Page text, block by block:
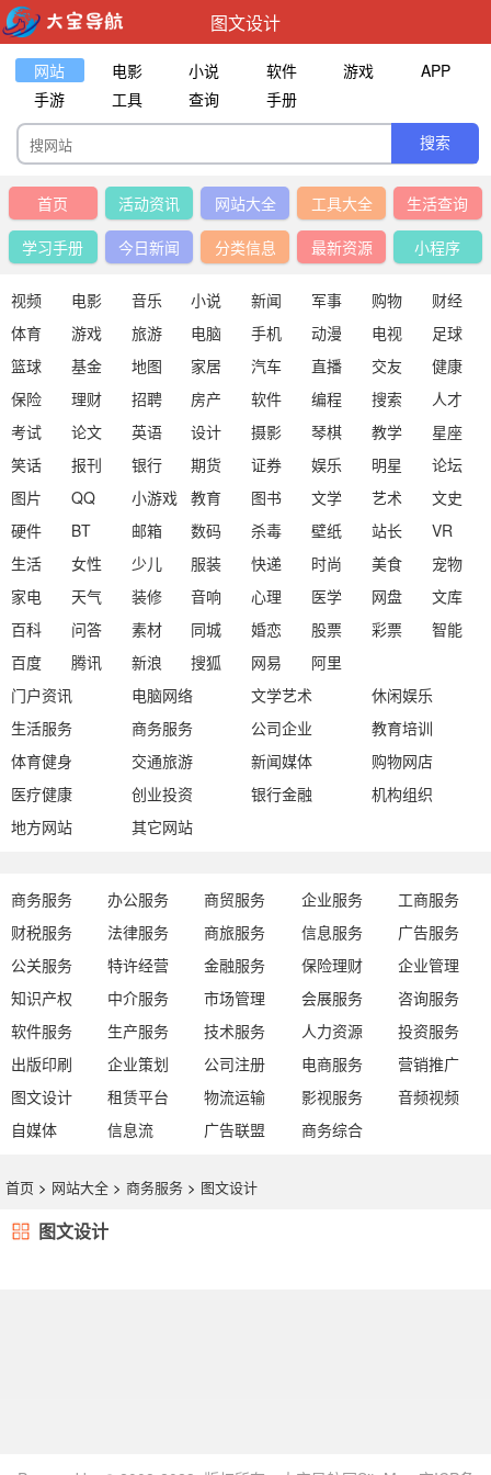
图文设计
网站 电影 小说 软件 游戏
APP
手游
工具 查询 手册
首页 活动资讯 网站大全 工具大全
生活查询
学习手册
今日新闻 分类信息 最新资源 小程序
视频 电影 音乐 小说 新闻 军事 购物
财经
体育
游戏 旅游 电脑 手机 动漫 电视
足球
篮球
基金 地图 家居 汽车 直播 交友
健康
保险
理财 招聘 房产 软件 编程 搜索
人才
考试
论文 英语 设计 摄影 琴棋 教学
星座
笑话
报刊 银行 期货 证券 娱乐 明星
论坛
图片
QQ 小游戏 教育 图书 文学 艺术
文史
硬件
BT 邮箱 数码 杀毒 壁纸 站长
VR
生活
女性 少儿 服装 快递 时尚 美食
宠物
家电
天气 装修 音响 心理 医学 网盘
文库
百科
问答 素材 同城 婚恋 股票 彩票
智能
百度
腾讯 新浪 搜狐 网易
阿里
门户资讯
电脑网络 文学艺术
休闲娱乐
生活服务
商务服务 公司企业
教育培训
体育健身
交通旅游 新闻媒体
购物网店
医疗健康
创业投资 银行金融
机构组织
地方网站
其它网站
商务服务 办公服务 商贸服务 企业服务
工商服务
财税服务
法律服务 商旅服务 信息服务
广告服务
公关服务
特许经营 金融服务 保险理财
企业管理
知识产权
中介服务 市场管理 会展服务
咨询服务
软件服务
生产服务 技术服务 人力资源
投资服务
出版印刷
企业策划 公司注册 电商服务
营销推广
图文设计
租赁平台 物流运输 影视服务
音频视频
自媒体
信息流 广告联盟 商务综合
首页 > 网站大全 > 商务服务 > 图文设计
图文设计